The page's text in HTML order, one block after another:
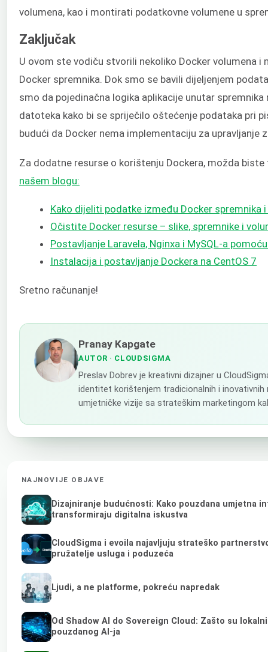
volumena, kao i montirati podatkovne volumene u
Zaključak
U ovom ste vodiču stvorili nekoliko Docker volumena
Docker spremnika. Dok smo se bavili dijeljenjem
smo da pojedinačna logika aplikacije unutar
datoteka kako bi se spriječilo oštećenje podataka pri
budući da Docker nema implementaciju za upravljanje
Za dodatne resurse o korištenju Dockera, možda
našem blogu:
Kako dijeliti podatke između Docker spremnika
Očistite Docker resurse – slike, spremnike i
Postavljanje Laravela, Nginxa i MySQL-a
Instalacija i postavljanje Dockera na CentOS 7
Sretno računanje!
Pranay Kapgate
AUTOR · CLOUDSIGMA
Preslav Dobrev je kreativni dizajner u
identitet korištenjem tradicionalnih i inovativnih
umjetničke vizije sa strateškim marketingom
NAJNOVIJE OBJAVE
Dizajniranje budućnosti: Kako pouzdana umjetna
transformiraju digitalna iskustva
CloudSigma i evoila najavljuju strateško
pružatelje usluga i poduzeća
Ljudi, a ne platforme, pokreću napredak
Od Shadow AI do Sovereign Cloud: Zašto su
pouzdanog AI-ja